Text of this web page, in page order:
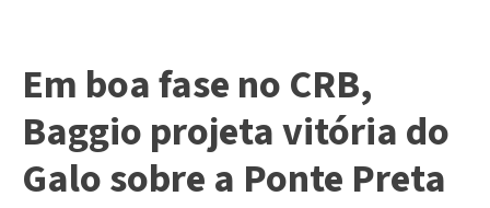
Em boa fase no CRB,
Baggio projeta vitória do
Galo sobre a Ponte Preta